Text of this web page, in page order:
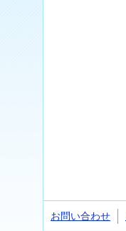
お問い合わせ